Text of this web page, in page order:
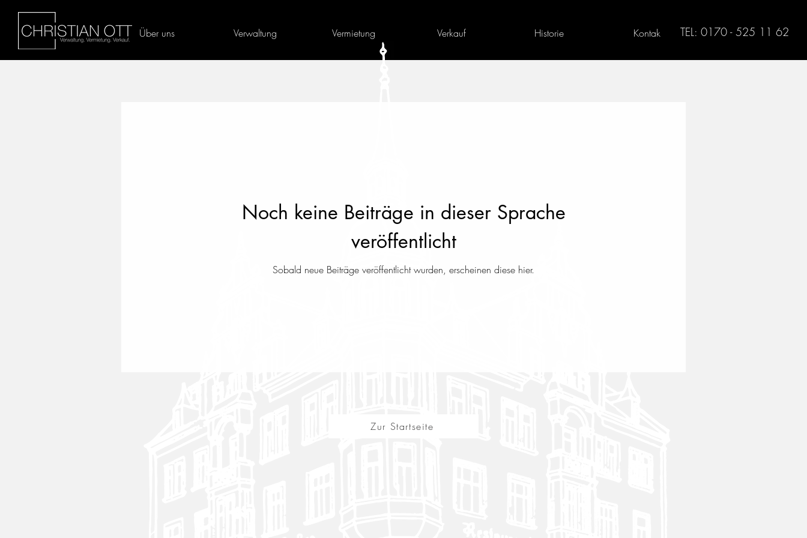
Über uns Verwaltung Vermietung Verkauf Historie Kontak TEL: 0170 - 525 11 62
Noch keine Beiträge in dieser Sprache
veröffentlicht
Sobald neue Beiträge veröffentlicht wurden, erscheinen diese hier.
Zur Startseite